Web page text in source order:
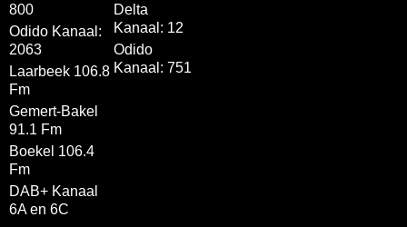
800
Odido Kanaal:
2063
Laarbeek 106.8
Fm
Gemert-Bakel
91.1 Fm
Boekel 106.4
Fm
DAB+ Kanaal
6A en 6C
Delta
Kanaal: 12
Odido
Kanaal: 751